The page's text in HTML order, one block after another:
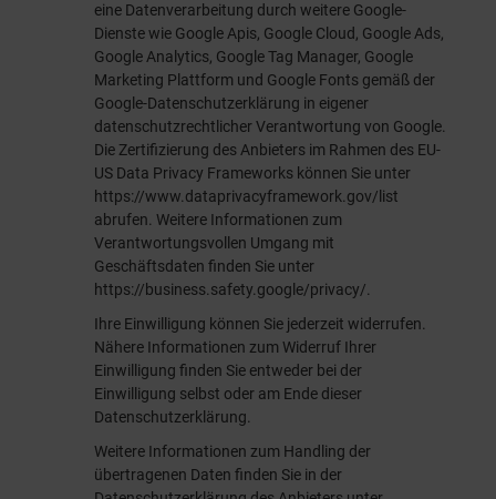
eine Datenverarbeitung durch weitere Google-
Dienste wie Google Apis, Google Cloud, Google Ads,
Google Analytics, Google Tag Manager, Google
Marketing Plattform und Google Fonts gemäß der
Google-Datenschutzerklärung in eigener
datenschutzrechtlicher Verantwortung von Google.
Die Zertifizierung des Anbieters im Rahmen des EU-
US Data Privacy Frameworks können Sie unter
https://www.dataprivacyframework.gov/list
abrufen. Weitere Informationen zum
Verantwortungsvollen Umgang mit
Geschäftsdaten finden Sie unter
https://business.safety.google/privacy/.
Ihre Einwilligung können Sie jederzeit widerrufen.
Nähere Informationen zum Widerruf Ihrer
Einwilligung finden Sie entweder bei der
Einwilligung selbst oder am Ende dieser
Datenschutzerklärung.
Weitere Informationen zum Handling der
übertragenen Daten finden Sie in der